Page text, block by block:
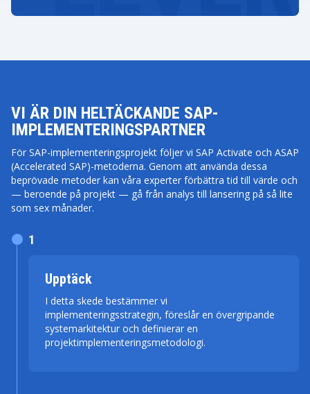
VI ÄR DIN HELTÄCKANDE SAP-
IMPLEMENTERINGSPARTNER
För SAP-implementeringsprojekt följer vi SAP Activate och ASAP
(Accelerated SAP)-metoderna. Genom att använda dessa
beprövade metoder kan våra experter förbättra tid till värde och
— beroende på projekt — gå från analys till lansering på så lite
som sex månader.
Upptäck
I detta skede bestämmer vi
implementeringsstrategin, föreslår en övergripande
systemarkitektur och definierar en
projektimplementeringsmetodologi.
1